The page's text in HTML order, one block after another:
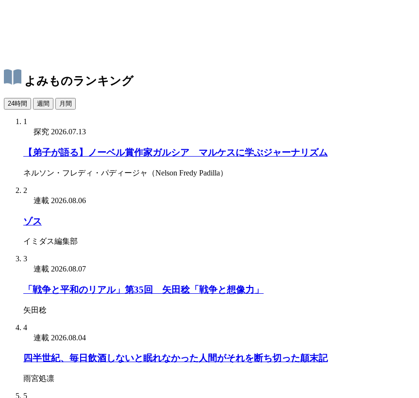
よみものランキング
24時間 週間 月間
1
探究 2026.07.13
【弟子が語る】ノーベル賞作家ガルシア゠マルケスに学ぶジャーナリズム
ネルソン・フレディ・パディージャ（Nelson Fredy Padilla）
2
連載 2026.08.06
ゾス
イミダス編集部
3
連載 2026.08.07
「戦争と平和のリアル」第35回 矢田稔「戦争と想像力」
矢田稔
4
連載 2026.08.04
四半世紀、毎日飲酒しないと眠れなかった人間がそれを断ち切った顛末記
雨宮処凛
5